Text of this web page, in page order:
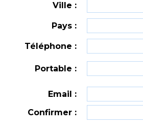
Ville :
Pays :
Téléphone :
Portable :
Email :
Confirmer :